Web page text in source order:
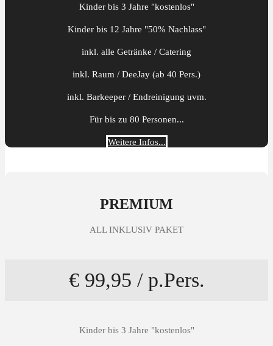
Kinder bis 3 Jahre "kostenlos"
Kinder bis 12 Jahre "50% Nachlass"
inkl. alle Getränke / Catering
inkl. Raum / DeeJay (ab 40 Pers.)
inkl. Barkeeper / Endreinigung uvm.
Für bis zu 80 Personen...
Weitere Infos...
PREMIUM
ALL INKLUSIV PAKET
€ 99,95 / p.Pers.
Kinder bis 3 Jahre "kostenlos"